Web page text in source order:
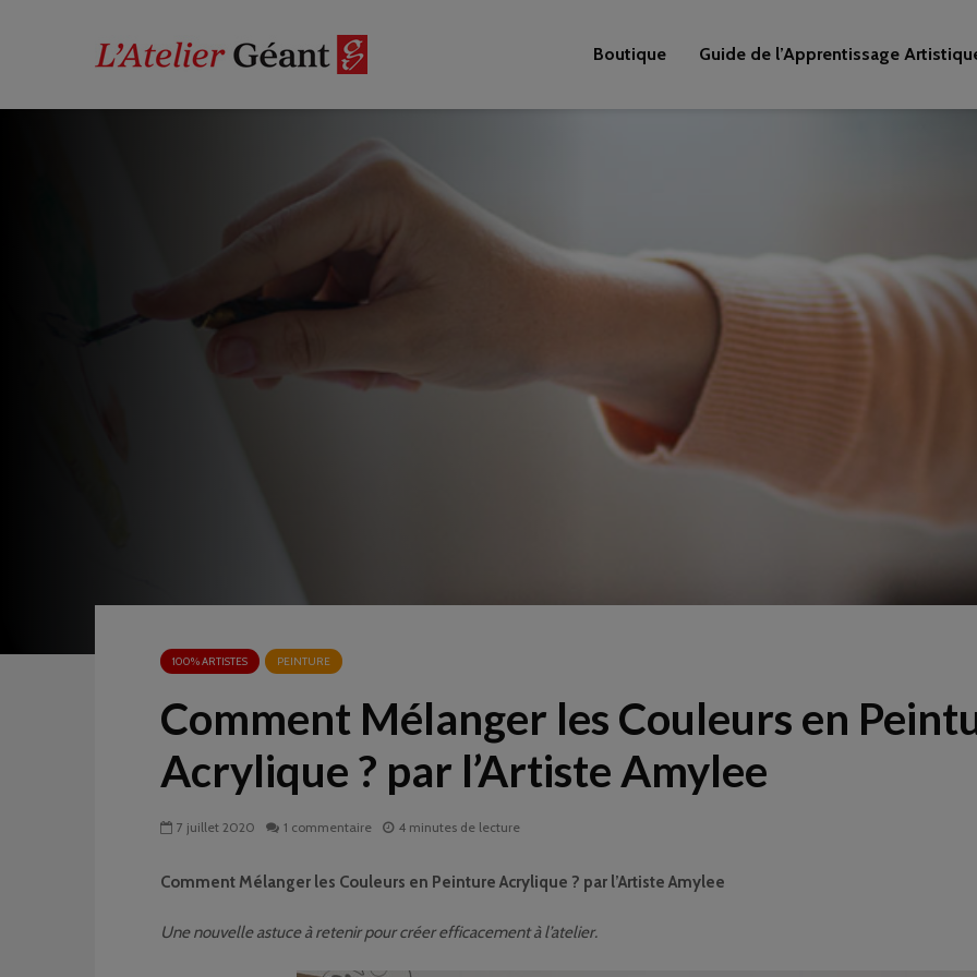
Boutique Guide de l’Apprentissage
100% ARTISTES PEINTURE
Comment Mélanger les Couleurs en
Acrylique ? par l’Artiste Amylee
7 juillet 2020 1 commentaire 4 minutes de lecture
Comment Mélanger les Couleurs en Peinture Acrylique ? par l’Artiste Amylee
Une nouvelle astuce à retenir pour créer efficacement à l’atelier.